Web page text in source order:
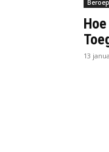
13